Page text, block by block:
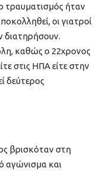
τραυματισμός ήταν
οι γιατροί
διατηρήσουν.
καθώς ο 22χρονος
στις ΗΠΑ είτε στην
δεύτερος
βρισκόταν στη
αγώνισμα και